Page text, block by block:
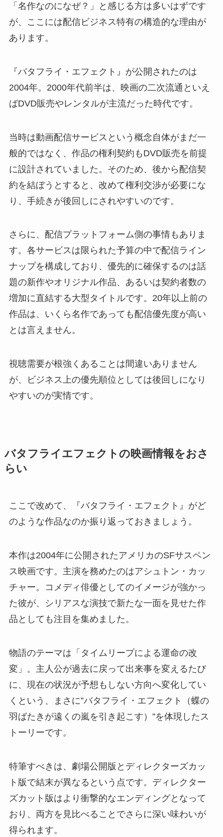
「名作なのになぜ？」と感じる方は多いはずです
が、ここには配信ビジネス特有の構造的な理由が
あります。
『バタフライ・エフェクト』が公開されたのは
2004年。2000年代前半は、映画の二次流通といえ
ばDVD販売やレンタルが主流だった時代です。
当時は動画配信サービスという概念自体がまだ一
般的ではなく、作品の権利契約もDVD販売を前提
に設計されていました。そのため、後から配信契
約を結ぼうとすると、改めて権利交渉が必要にな
り、手続きが後回しにされやすいのです。
さらに、配信プラットフォーム側の事情もありま
す。各サービスは限られた予算の中で配信ライン
ナップを構成しており、優先的に確保するのは話
題の新作やオリジナル作品、あるいは契約者数の
増加に直結する大型タイトルです。20年以上前の
作品は、いくら名作であっても配信優先度が高い
とは言えません。
視聴需要が根強くあることは間違いありません
が、ビジネス上の優先順位としては後回しになり
やすいのが実情です。
バタフライエフェクトの映画情報をおさ
らい
ここで改めて、『バタフライ・エフェクト』がど
のような作品なのか振り返っておきましょう。
本作は2004年に公開されたアメリカのSFサスペン
ス映画です。主演を務めたのはアシュトン・カッ
チャー。コメディ俳優としてのイメージが強かっ
た彼が、シリアスな演技で新たな一面を見せた作
品としても注目を集めました。
物語のテーマは「タイムリープによる運命の改
変」。主人公が過去に戻って出来事を変えるたび
に、現在の状況が予想もしない方向へ変化してい
くという、まさに”バタフライ・エフェクト（蝶の
羽ばたきが遠くの嵐を引き起こす）”を体現したス
トーリーです。
特筆すべきは、劇場公開版とディレクターズカッ
ト版で結末が異なるという点です。ディレクター
ズカット版はより衝撃的なエンディングとなって
おり、両方を見比べることでさらに深い味わいが
得られます。